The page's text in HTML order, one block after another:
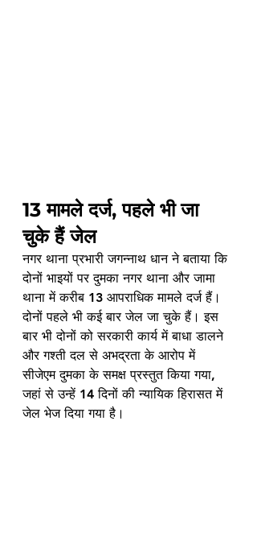
13 मामले दर्ज, पहले भी जा
चुके हैं जेल
नगर थाना प्रभारी जगन्नाथ धान ने बताया कि
दोनों भाइयों पर दुमका नगर थाना और जामा
थाना में करीब 13 आपराधिक मामले दर्ज हैं।
दोनों पहले भी कई बार जेल जा चुके हैं। इस
बार भी दोनों को सरकारी कार्य में बाधा डालने
और गश्ती दल से अभद्रता के आरोप में
सीजेएम दुमका के समक्ष प्रस्तुत किया गया,
जहां से उन्हें 14 दिनों की न्यायिक हिरासत में
जेल भेज दिया गया है।